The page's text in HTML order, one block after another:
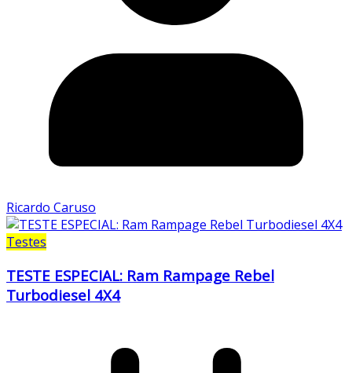
Ricardo Caruso
Testes
TESTE ESPECIAL: Ram Rampage Rebel
Turbodiesel 4X4